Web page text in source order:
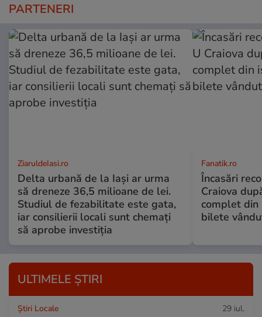
PARTENERI
ZiaruldeIasi.ro
Delta urbană de la Iași ar urma
să dreneze 36,5 milioane de lei.
Studiul de fezabilitate este gata,
iar consilierii locali sunt chemați
să aprobe investiția
Fanatik.ro
Încasări
Craiova
complet din
bilete
ULTIMELE ȘTIRI
Știri Locale 29 iul.